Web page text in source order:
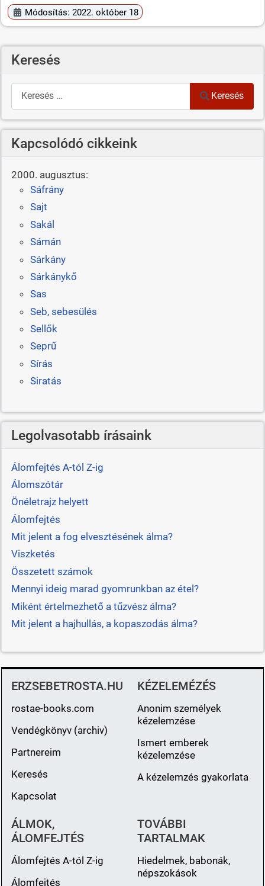
Módosítás: 2022. október 18
Keresés
Keresés
Keresés
Kapcsolódó cikkeink
2000. augusztus:
Sáfrány
Sajt
Sakál
Sámán
Sárkány
Sárkánykő
Sas
Seb, sebesülés
Sellők
Seprű
Sírás
Siratás
Legolvasotabb írásaink
Álomfejtés A-tól Z-ig
Álomszótár
Önéletrajz helyett
Álomfejtés
Mit jelent a fog elvesztésének álma?
Viszketés
Összetett számok
Mennyi ideig marad gyomrunkban az étel?
Miként értelmezhető a tűzvész álma?
Mit jelent a hajhullás, a kopaszodás álma?
ERZSEBETROSTA.HU
rostae-books.com
Vendégkönyv (archiv)
Partnereim
Keresés
Kapcsolat
KÉZELEMÉZÉS
Anonim személyek
kézelemzése
Ismert emberek
kézelemzése
A kézelemzés gyakorlata
ÁLMOK,
ÁLOMFEJTÉS
Álomfejtés A-tól Z-ig
Álomfejtés
TOVÁBBI
TARTALMAK
Hiedelmek, babonák,
népszokások